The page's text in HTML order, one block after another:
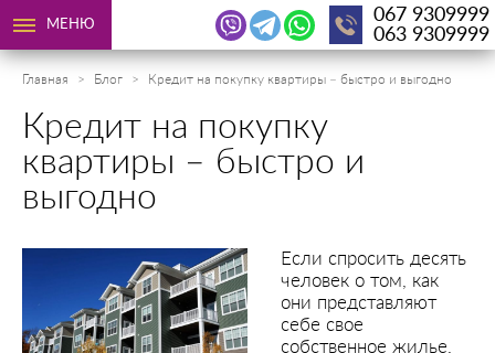
МЕНЮ
067 9309999
063 9309999
Главная Блог Кредит на покупку квартиры – быстро и выгодно
Кредит на покупку
квартиры – быстро и
выгодно
Если спросить десять
человек о том, как
они представляют
себе свое
собственное жилье,